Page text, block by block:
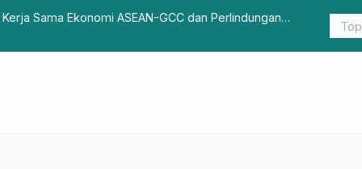
Sama Ekonomi ASEAN-GCC dan Perlindungan
Gugus